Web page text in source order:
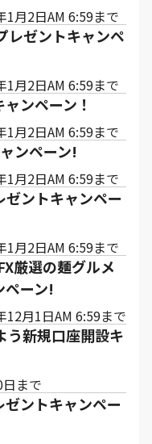
1月2日AM 6:59まで
レゼントキャンペ
1月2日AM 6:59まで
ンペーン！
1月2日AM 6:59まで
ンペーン!
1月2日AM 6:59まで
ントキャンペー
1月2日AM 6:59まで
厳選の麺グルメ
ーン!
12月1日AM 6:59まで
う新規口座開設キ
まで
ントキャンペー